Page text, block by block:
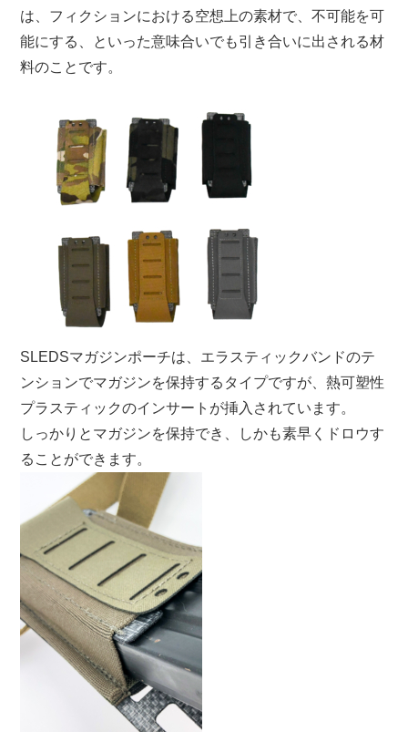
は、フィクションにおける空想上の素材で、不可能を可
能にする、といった意味合いでも引き合いに出される材
料のことです。
SLEDSマガジンポーチは、エラスティックバンドのテ
ンションでマガジンを保持するタイプですが、熱可塑性
プラスティックのインサートが挿入されています。
しっかりとマガジンを保持でき、しかも素早くドロウす
ることができます。